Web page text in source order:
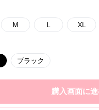
M L XL
ブラック
購入画面に